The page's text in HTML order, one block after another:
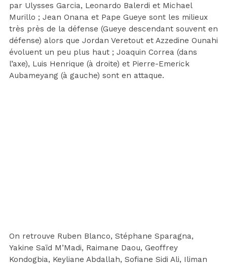
par Ulysses Garcia, Leonardo Balerdi et Michael
Murillo ; Jean Onana et Pape Gueye sont les milieux
très près de la défense (Gueye descendant souvent en
défense) alors que Jordan Veretout et Azzedine Ounahi
évoluent un peu plus haut ; Joaquin Correa (dans
l’axe), Luis Henrique (à droite) et Pierre-Emerick
Aubameyang (à gauche) sont en attaque.
On retrouve Ruben Blanco, Stéphane Sparagna,
Yakine Saïd M’Madi, Raimane Daou, Geoffrey
Kondogbia, Keyliane Abdallah, Sofiane Sidi Ali, Iliman